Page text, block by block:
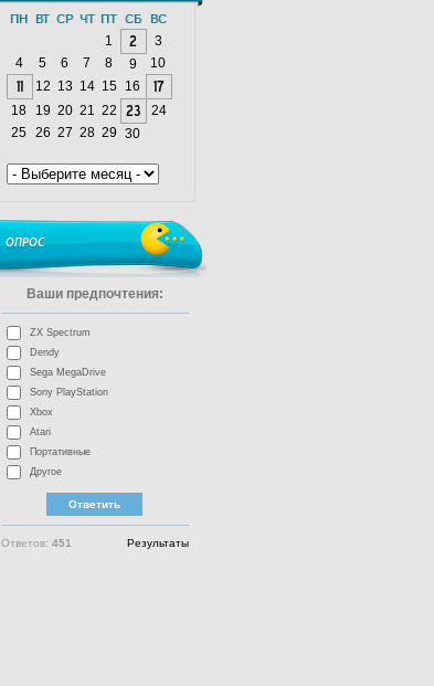
ПН ВТ СР ЧТ ПТ СБ ВС
1 2
3
4
5 6 7 8 9 10
11 12 13 14 15 16 17
18 19 20 21 22 23
24
25 26 27 28 29 30
ОПРОС
Ваши предпочтения:
ZX Spectrum
Dendy
Sega MegaDrive
Sony PlayStation
Xbox
Atari
Портативные
Другое
Ответов: 451 Результаты